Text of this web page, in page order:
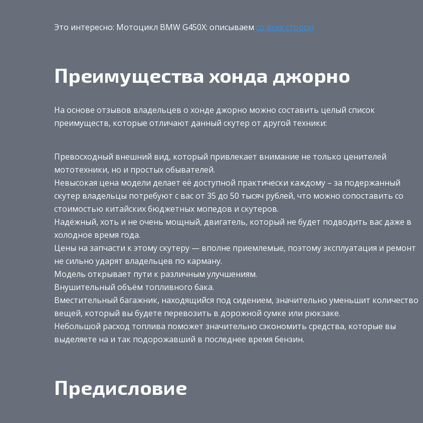
Это интересно: Мотоцикл BMW G450X: описываем со всех сторон
Преимущества хонда джорно
На основе отзывов владельцев о хонде джорно можно составить целый список
преимуществ, которые отличают данный скутер от другой техники:
Превосходный внешний вид, который привлекает внимание не только ценителей
мототехники, но и простых обывателей.
Невысокая цена модели делает её доступной практически каждому – за подержанный
скутер владельцы потребуют с вас от 35 до 50 тысяч рублей, что можно сопоставить со
стоимостью китайских бюджетных мопедов и скутеров.
Надёжный, хоть и не очень мощный, двигатель, который не будет подводить вас даже в
холодное время года.
Цены на запчасти к этому скутеру — вполне приемлемые, поэтому эксплуатация и ремонт
не сильно ударят владельцев по карману.
Модель открывает пути к различным улучшениям.
Внушительный объём топливного бака.
Вместительный багажник, находящийся под сидением, значительно уменьшит количество
вещей, который вы будете перевозить в дорожной сумке или рюкзаке.
Небольшой расход топлива поможет значительно сэкономить средства, которые вы
выделяете на и так подорожавший в последнее время бензин.
Предисловие